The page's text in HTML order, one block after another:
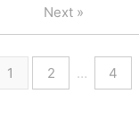
1 2 … 4
Next »